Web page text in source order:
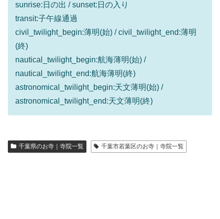
sunrise:日の出 / sunset:日の入り
transit:子午線通過
civil_twilight_begin:薄明(始) / civil_twilight_end:薄明
(終)
nautical_twilight_begin:航海薄明(始) /
nautical_twilight_end:航海薄明(終)
astronomical_twilight_begin:天文薄明(始) /
astronomical_twilight_end:天文薄明(終)
千葉県のお寺｜寺院一覧 千葉市若葉区のお寺｜寺院一覧